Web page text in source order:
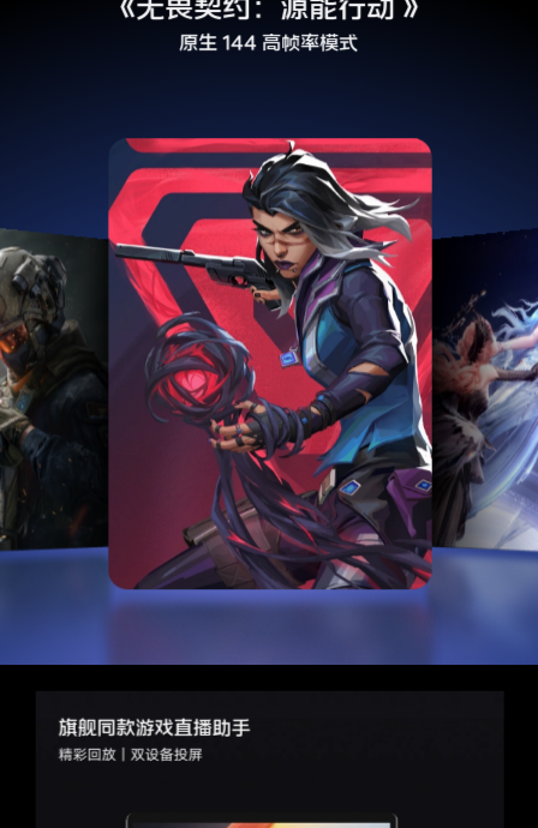
60 帧超帧模式
旗舰同款游戏直播助手
精彩回放｜双设备投屏